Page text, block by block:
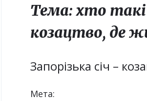
Тема: хто такі
козацтво, де
Запорізька січ –
Мета: